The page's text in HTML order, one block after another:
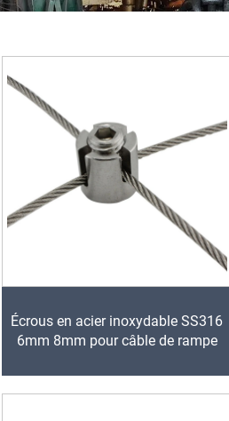
Écrous en acier inoxydable SS316
6mm 8mm pour câble de rampe